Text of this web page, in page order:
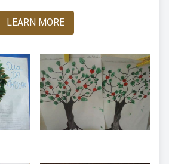
LEARN MORE